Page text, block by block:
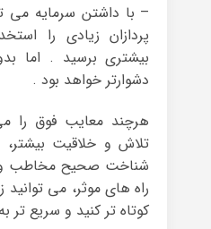
– با داشتن سرمایه می
پردازان زیادی را
بیشتری برسید . اما
دشوارتر خواهد بود .
هرچند معایب فوق را
تلاش و خلاقیت
شناخت صحیح مخاطب و
راه های موثر، می
کوتاه تر کنید و سریع تر